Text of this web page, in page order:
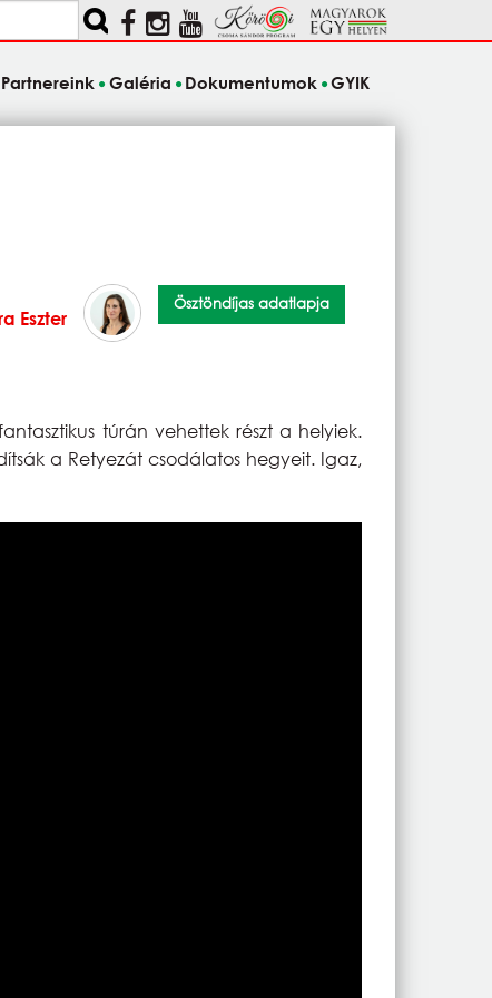
Partnereink Galéria Dokumentumok GYIK
Eszter
Ösztöndíjas adatlapja
túrán vehettek részt a helyiek.
a Retyezát csodálatos hegyeit. Igaz,